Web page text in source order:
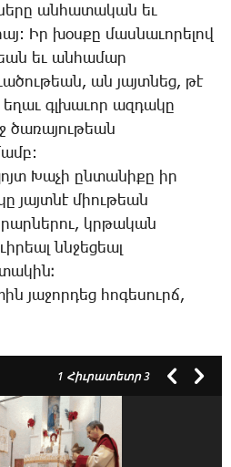
անհատական եւ
Իր խօսքը մասնաւորելով
եւ անհամար
ան յայտնեց, թէ
գլխաւոր ազդակը
ծառայութեան
­­Խա­չի ըն­տա­նի­քը իր
յայտ­նէ միու­թեան
կրթա­կան
ննջե­ցեալ
յա­ջոր­դեց հո­գե­սուրճ,
1 Հիւրատետր 3